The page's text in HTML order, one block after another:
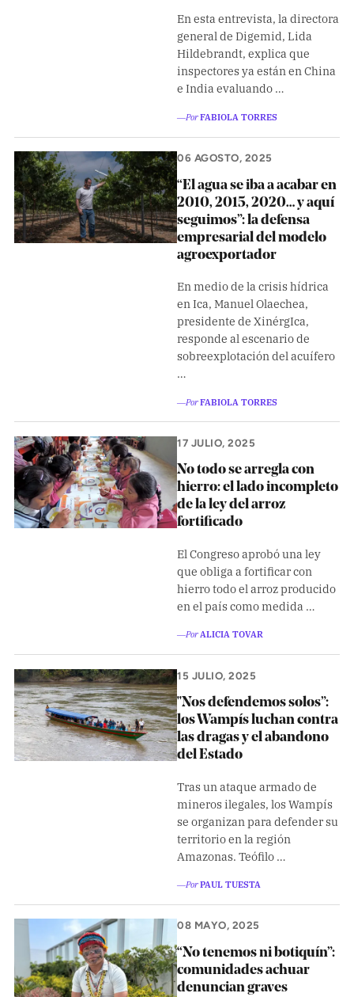
En esta entrevista, la directora
general de Digemid, Lida
Hildebrandt, explica que
inspectores ya están en China
e India evaluando …
―PorFABIOLA TORRES
06 AGOSTO, 2025
“El agua se iba a acabar en
2010, 2015, 2020… y aquí
seguimos”: la defensa
empresarial del modelo
agroexportador
En medio de la crisis hídrica
en Ica, Manuel Olaechea,
presidente de XinérgIca,
responde al escenario de
sobreexplotación del acuífero
…
―PorFABIOLA TORRES
17 JULIO, 2025
No todo se arregla con
hierro: el lado incompleto
de la ley del arroz
fortificado
El Congreso aprobó una ley
que obliga a fortificar con
hierro todo el arroz producido
en el país como medida …
―PorALICIA TOVAR
15 JULIO, 2025
"Nos defendemos solos”:
los Wampís luchan contra
las dragas y el abandono
del Estado
Tras un ataque armado de
mineros ilegales, los Wampís
se organizan para defender su
territorio en la región
Amazonas. Teófilo …
―PorPAUL TUESTA
08 MAYO, 2025
“No tenemos ni botiquín”:
comunidades achuar
denuncian graves